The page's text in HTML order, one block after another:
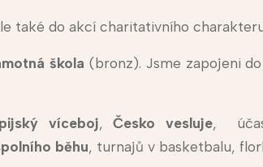
také do akcí charitativního
škola (bronz). Jsme zapojeni
víceboj,Česko vesluje,
běhu, turnajů v basketbalu,